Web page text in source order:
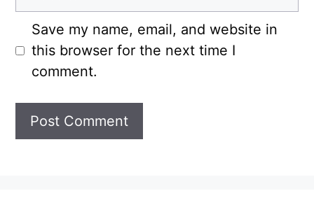
Save my name, email, and website in
this browser for the next time I
comment.